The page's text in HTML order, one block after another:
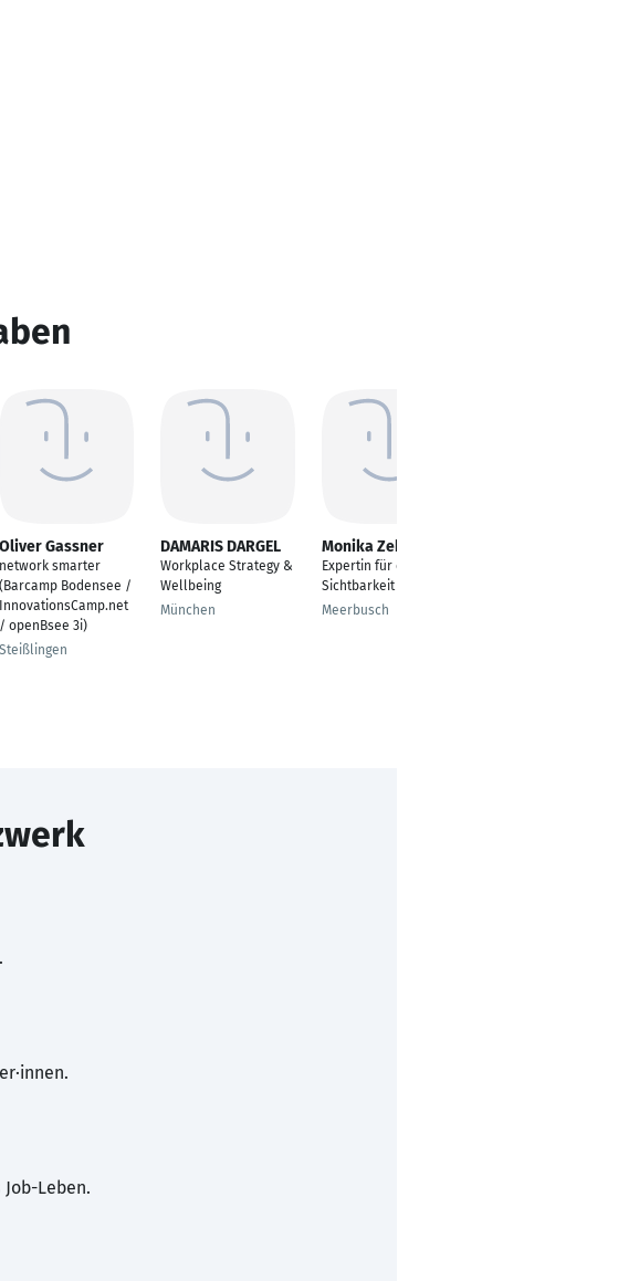
Oliver Gassner
network smarter
(Barcamp Bodensee /
InnovationsCamp.net
/ openBsee 3i)
Steißlingen
DAMARIS DARGEL
Workplace Strategy &
Wellbeing
München
Monika Zehmisch
Expertin für digitale
Sichtbarkeit
Meerbusch
Leben.